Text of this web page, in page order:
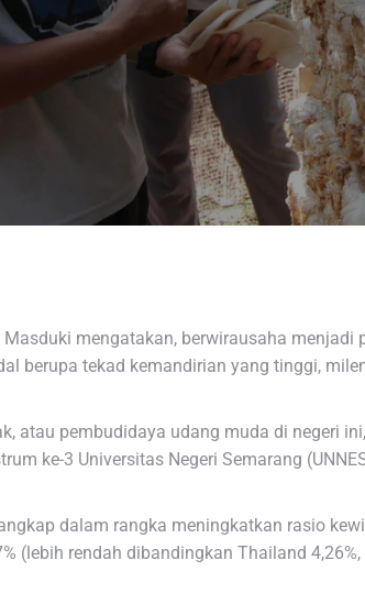
Masduki mengatakan, berwirausaha menjadi
berupa tekad kemandirian yang tinggi,
atau pembudidaya udang muda di negeri
ke-3 Universitas Negeri Semarang
dalam rangka meningkatkan rasio
(lebih rendah dibandingkan Thailand